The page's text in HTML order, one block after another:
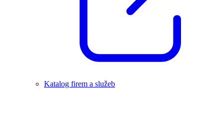
Katalog firem a služeb